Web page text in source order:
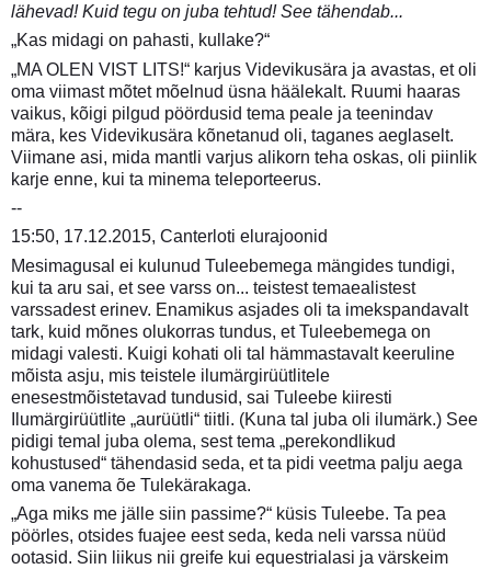
lähevad! Kuid tegu on juba tehtud! See tähendab...
„Kas midagi on pahasti, kullake?“
„MA OLEN VIST LITS!“ karjus Videvikusära ja avastas, et oli
oma viimast mõtet mõelnud üsna häälekalt. Ruumi haaras
vaikus, kõigi pilgud pöördusid tema peale ja teenindav
mära, kes Videvikusära kõnetanud oli, taganes aeglaselt.
Viimane asi, mida mantli varjus alikorn teha oskas, oli piinlik
karje enne, kui ta minema teleporteerus.
--
15:50, 17.12.2015, Canterloti elurajoonid
Mesimagusal ei kulunud Tuleebemega mängides tundigi,
kui ta aru sai, et see varss on... teistest temaealistest
varssadest erinev. Enamikus asjades oli ta imekspandavalt
tark, kuid mõnes olukorras tundus, et Tuleebemega on
midagi valesti. Kuigi kohati oli tal hämmastavalt keeruline
mõista asju, mis teistele ilumärgirüütlitele
enesestmõistetavad tundusid, sai Tuleebe kiiresti
Ilumärgirüütlite „aurüütli“ tiitli. (Kuna tal juba oli ilumärk.) See
pidigi temal juba olema, sest tema „perekondlikud
kohustused“ tähendasid seda, et ta pidi veetma palju aega
oma vanema õe Tulekärakaga.
„Aga miks me jälle siin passime?“ küsis Tuleebe. Ta pea
pöörles, otsides fuajee eest seda, keda neli varssa nüüd
ootasid. Siin liikus nii greife kui equestrialasi ja värskeim